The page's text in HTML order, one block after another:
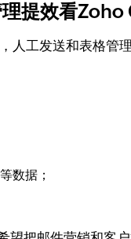
提效看
人工发送和表格管
数据；